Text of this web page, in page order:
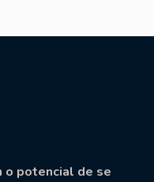
o potencial de se